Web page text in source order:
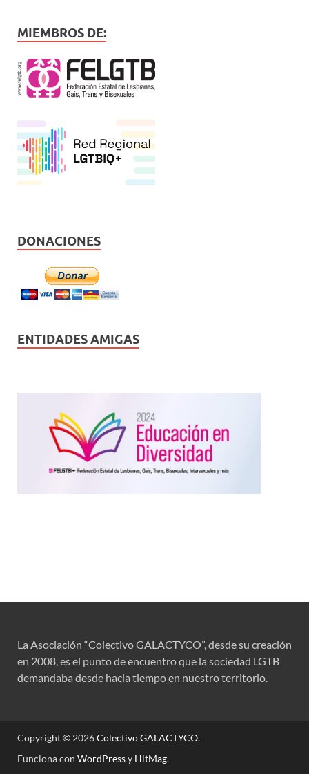
MIEMBROS DE:
DONACIONES
ENTIDADES AMIGAS
La Asociación “Colectivo GALACTYCO”, desde su creación
en 2008, es el punto de encuentro que la sociedad LGTB
demandaba desde hacia tiempo en nuestro territorio.
Copyright © 2026Colectivo GALACTYCO.
Funciona con WordPressy HitMag.